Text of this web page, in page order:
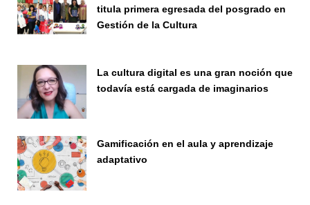
titula primera egresada del posgrado en
Gestión de la Cultura
La cultura digital es una gran noción que
todavía está cargada de imaginarios
Gamificación en el aula y aprendizaje
adaptativo